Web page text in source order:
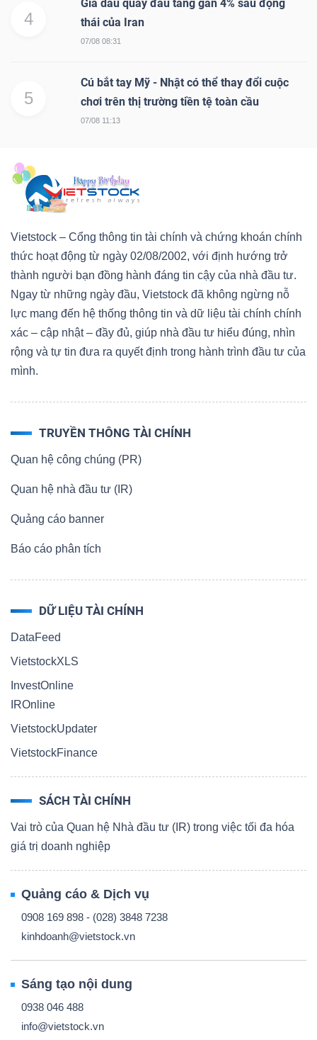
4
Giá dầu quay đầu tăng gần 4% sau động
thái của Iran
07/08 08:31
5
Cú bắt tay Mỹ - Nhật có thể thay đổi cuộc
chơi trên thị trường tiền tệ toàn cầu
07/08 11:13
Vietstock – Cổng thông tin tài chính và chứng khoán chính
thức hoạt động từ ngày 02/08/2002, với định hướng trở
thành người bạn đồng hành đáng tin cậy của nhà đầu tư.
Ngay từ những ngày đầu, Vietstock đã không ngừng nỗ
lực mang đến hệ thống thông tin và dữ liệu tài chính chính
xác – cập nhật – đầy đủ, giúp nhà đầu tư hiểu đúng, nhìn
rộng và tự tin đưa ra quyết định trong hành trình đầu tư của
mình.
TRUYỀN THÔNG TÀI CHÍNH
Quan hệ công chúng (PR)
Quan hệ nhà đầu tư (IR)
Quảng cáo banner
Báo cáo phân tích
DỮ LIỆU TÀI CHÍNH
DataFeed
VietstockXLS
InvestOnline
IROnline
VietstockUpdater
VietstockFinance
SÁCH TÀI CHÍNH
Vai trò của Quan hệ Nhà đầu tư (IR) trong việc tối đa hóa
giá trị doanh nghiệp
Quảng cáo & Dịch vụ
0908 169 898 - (028) 3848 7238
kinhdoanh@vietstock.vn
Sáng tạo nội dung
0938 046 488
info@vietstock.vn